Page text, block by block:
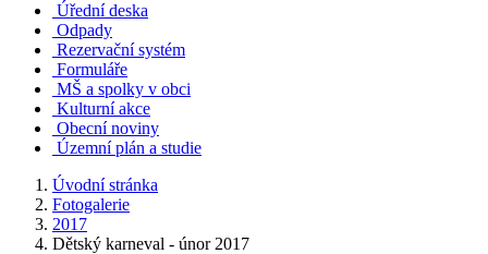
Úřední deska
Odpady
Rezervační systém
Formuláře
MŠ a spolky v obci
Kulturní akce
Obecní noviny
Územní plán a studie
Úvodní stránka
Fotogalerie
2017
Dětský karneval - únor 2017